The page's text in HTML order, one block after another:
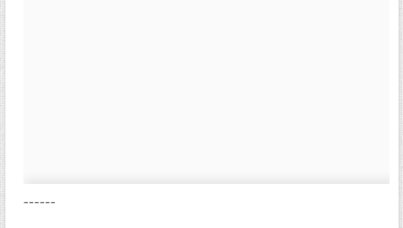
------